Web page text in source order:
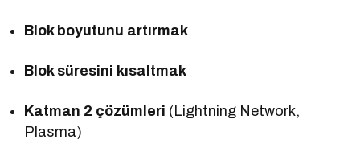
Blok boyutunu artırmak
Blok süresini kısaltmak
Katman 2 çözümleri (Lightning Network,
Plasma)